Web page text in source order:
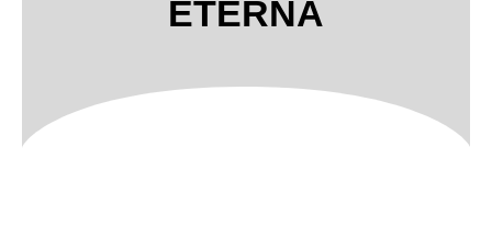
ETERNA